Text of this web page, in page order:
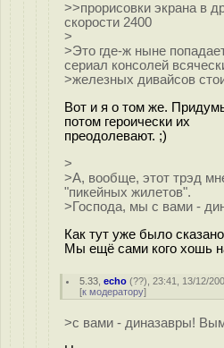
>>прорисовки экрана в
скорости 2400
>
>Это где-ж ныне
сериал консолей
>железных дивайсов
Вот и я о том же.
потом героически их
преодолевают. ;)
>
>А, вообще, этот трэд
"пикейных жилетов".
>Господа, мы с вами -
Как тут уже было
Мы ещё сами кого хошь
5.33 ,echo (??), 23:41, 13/12/
[к модератору]
>с вами - диназавры!